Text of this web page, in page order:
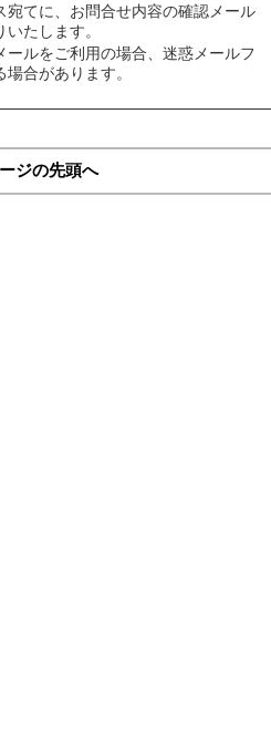
てに、お問合せ内容の確認メール
いたします。
ルをご利用の場合、迷惑メールフ
場合があります。
ジの先頭へ